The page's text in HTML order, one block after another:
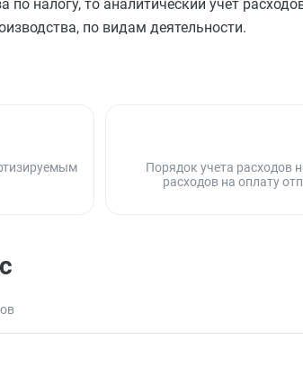
по налогу, то аналитический учет
по видам деятельности.
Порядок учета расходов
расходов на оплату